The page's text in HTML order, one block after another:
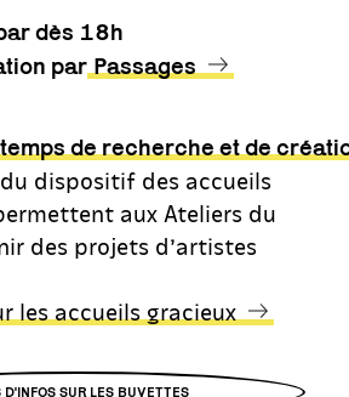
dès 18h
par Passages
de recherche et de
dispositif des accueils
aux Ateliers du
des projets d’artistes
les accueils gracieux
D'INFOS SUR LES BUVETTES